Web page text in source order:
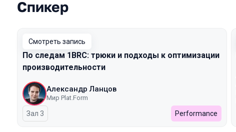
Выступления в сезоне 2024
Спикер
Смотреть запись
По следам 1BRC: трюки и подходы к оптимизации
производительности
Александр Ланцов
Мир Plat.Form
Зал 3 Performance